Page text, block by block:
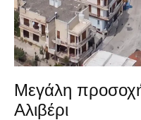
Μεγάλη
Αλιβέρι